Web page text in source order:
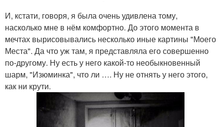
И, кстати, говоря, я была очень удивлена тому,
насколько мне в нём комфортно. До этого момента в
мечтах вырисовывались несколько иные картины "Моего
Места". Да что уж там, я представляла его совершенно
по-другому. Ну есть у него какой-то необыкновенный
шарм, "Изюминка", что ли …. Ну не отнять у него этого,
как ни крути.